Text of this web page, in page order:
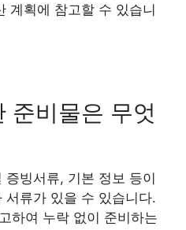
계획에 참고할 수 있습니
준비물은 무엇
빙서류, 기본 정보 등이
서류가 있을 수 있습니다.
하여 누락 없이 준비하는